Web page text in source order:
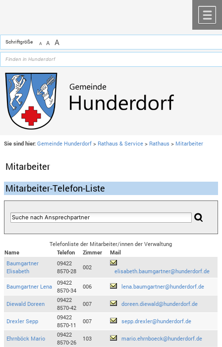
Schriftgröße A A A
Sie sind hier: Gemeinde Hunderdorf > Rathaus & Service > Rathaus > Mitarbeiter
Mitarbeiter
Mitarbeiter-Telefon-Liste
Telefonliste der Mitarbeiter/innen der Verwaltung
Name
Telefon Zimmer
Mail
Baumgartner
Elisabeth
09422
8570-28
002
elisabeth.baumgartner@hunderdorf.de
Baumgartner Lena
09422
8570-34
006 lena.baumgartner@hunderdorf.de
Diewald Doreen
09422
8570-42
007 doreen.diewald@hunderdorf.de
Drexler Sepp
09422
8570-11
007 sepp.drexler@hunderdorf.de
Ehrnböck Mario
09422
8570-26
103 mario.ehrnboeck@hunderdorf.de